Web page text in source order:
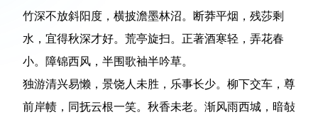
竹深不放斜阳度，横披澹墨林沼。断莽平烟，残莎剩
水，宜得秋深才好。荒亭旋扫。正著酒寒轻，弄花春
小。障锦西风，半围歌袖半吟草。
独游清兴易懒，景饶人未胜，乐事长少。柳下交车，尊
前岸帻，同抚云根一笑。秋香未老。渐风雨西城，暗敧